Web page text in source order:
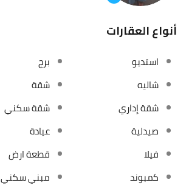
أنواع العقارات
استديو
برج
شاليه
شقة
شقة إداري
شقة سكني
صيدلية
عيادة
فيلا
قطعة ارض
كمبوند
مبني سكني